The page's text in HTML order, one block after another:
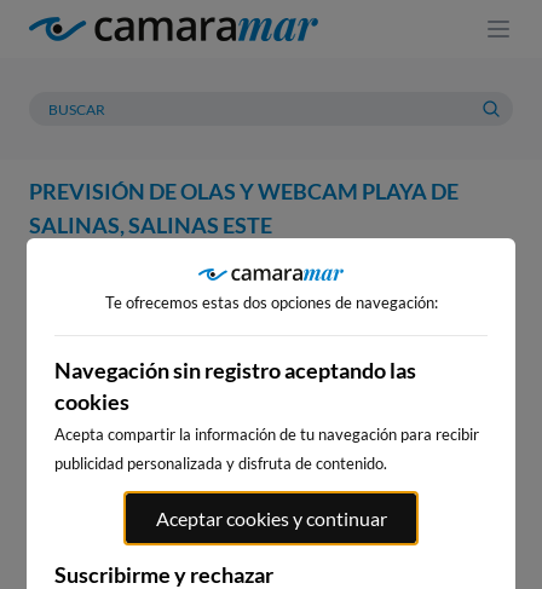
PREVISIÓN DE OLAS Y WEBCAM PLAYA DE
SALINAS, SALINAS ESTE
PREVISIÓN METEOROLOGÍA
WEBCAM PLAYA DE SALINAS,
SALINAS ESTE
Te ofrecemos estas dos opciones de navegación:
Navegación sin registro aceptando las
cookies
Acepta compartir la información de tu navegación para recibir
publicidad personalizada y disfruta de contenido.
Aceptar cookies y continuar
Suscribirme y rechazar